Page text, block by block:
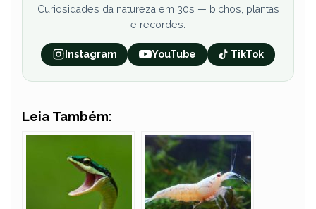
Curiosidades da natureza em 30s — bichos, plantas
e recordes.
Instagram YouTube TikTok
Leia Também: